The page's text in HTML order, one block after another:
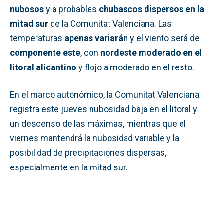
nubososy a probables chubascos dispersos en la
mitad sur de la Comunitat Valenciana. Las
temperaturas apenas variarán y el viento será de
componente este, con nordeste moderado en el
litoral alicantino y flojo a moderado en el resto.
En el marco autonómico, la Comunitat Valenciana
registra este jueves nubosidad baja en el litoral y
un descenso de las máximas, mientras que el
viernes mantendrá la nubosidad variable y la
posibilidad de precipitaciones dispersas,
especialmente en la mitad sur.